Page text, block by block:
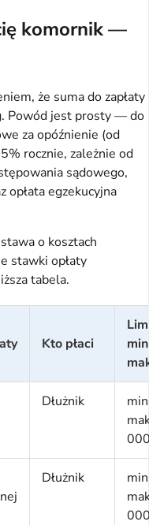
komornik —
że suma do zapłaty
Powód jest prosty — do
za opóźnienie (od
rocznie, zależnie od
sądowego,
opłata egzekucyjna
o kosztach
stawki opłaty
tabela.
Kto płaci
Dłużnik
Dłużnik